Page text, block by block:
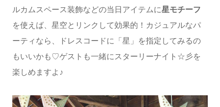
ルカムスペース装飾などの当日アイテムに星モチーフ
を使えば、星空とリンクして効果的！カジュアルなパ
ーティなら、ドレスコードに「星」を指定してみるの
もいいかも♡ゲストも一緒にスターリーナイト☆彡を
楽しめますよ♪